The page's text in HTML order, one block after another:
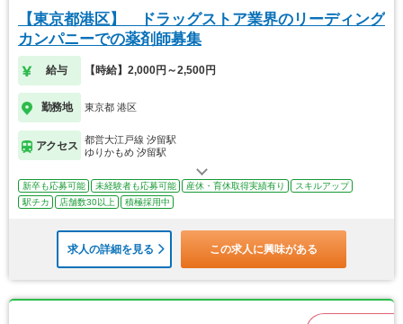
【東京都港区】 ドラッグストア業界のリーディング
カンパニーでの薬剤師募集
給与 【時給】2,000円～2,500円
勤務地 東京都 港区
アクセス
都営大江戸線 汐留駅
ゆりかもめ 汐留駅
新卒も応募可能 未経験者も応募可能 産休・育休取得実績有り
スキルアップ
駅チカ
店舗数30以上 積極採用中
求人の詳細を見る この求人に興味がある